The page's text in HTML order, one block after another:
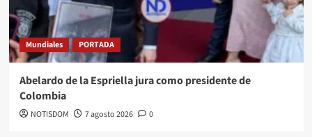
Mundiales PORTADA
Abelardo de la Espriella jura como presidente de
Colombia
NOTISDOM 7 agosto 2026 0